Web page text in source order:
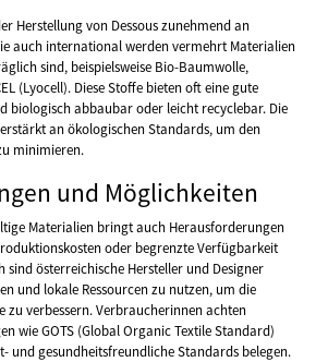
Herstellung von Dessous zunehmend an
auch international werden vermehrt Materialien
sind, beispielsweise Bio-Baumwolle,
(Lyocell). Diese Stoffe bieten oft eine gute
biologisch abbaubar oder leicht recyclebar. Die
an ökologischen Standards, um den
minimieren.
und Möglichkeiten
Materialien bringt auch Herausforderungen
oder begrenzte Verfügbarkeit
sind österreichische Hersteller und Designer
und lokale Ressourcen zu nutzen, um die
zu verbessern. Verbraucherinnen achten
wie GOTS (Global Organic Textile Standard)
und gesundheitsfreundliche Standards belegen.